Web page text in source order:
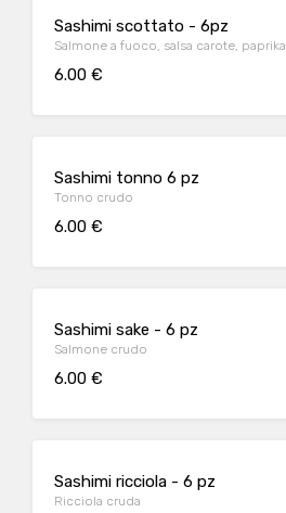
Sashimi scottato - 6pz
Salmone a fuoco, salsa carote, paprika
6.00 €
Sashimi tonno 6 pz
Tonno crudo
6.00 €
Sashimi sake - 6 pz
Salmone crudo
6.00 €
Sashimi ricciola - 6 pz
Ricciola cruda